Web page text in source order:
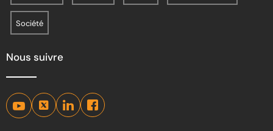
Société
Nous suivre